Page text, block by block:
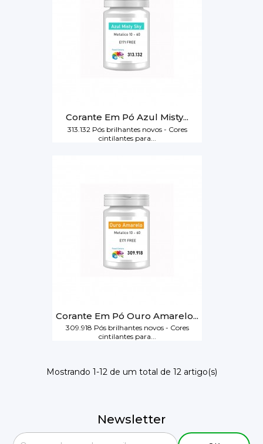
Corante Em Pó Azul Misty...
313.132 Pós brilhantes novos - Cores
cintilantes para...
Corante Em Pó Ouro Amarelo...
309.918 Pós brilhantes novos - Cores
cintilantes para...
Mostrando 1-12 de um total de 12 artigo(s)
Newsletter